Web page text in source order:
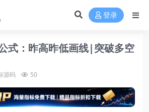
登录
式：昨高昨低画线|突破多空
源码 50